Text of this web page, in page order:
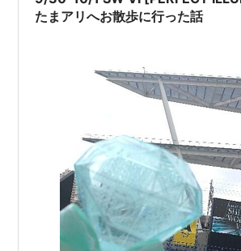
たまアリへお散歩に行った話